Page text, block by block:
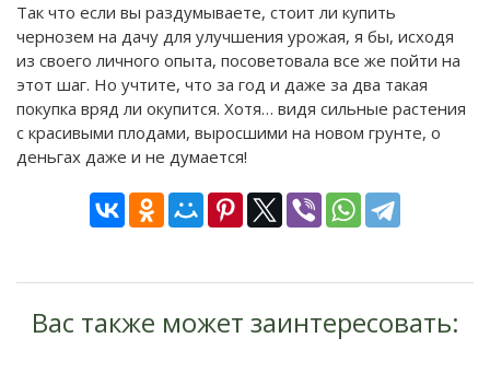
Так что если вы раздумываете, стоит ли купить
чернозем на дачу для улучшения урожая, я бы, исходя
из своего личного опыта, посоветовала все же пойти на
этот шаг. Но учтите, что за год и даже за два такая
покупка вряд ли окупится. Хотя… видя сильные растения
с красивыми плодами, выросшими на новом грунте, о
деньгах даже и не думается!
Вас также может заинтересовать: